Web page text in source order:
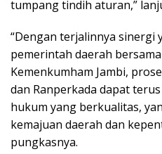
tumpang tindih aturan,”
“Dengan terjalinnya sinergi
pemerintah daerah
Kemenkumham Jambi,
dan Ranperkada dapat
hukum yang berkualitas,
kemajuan daerah dan
pungkasnya.